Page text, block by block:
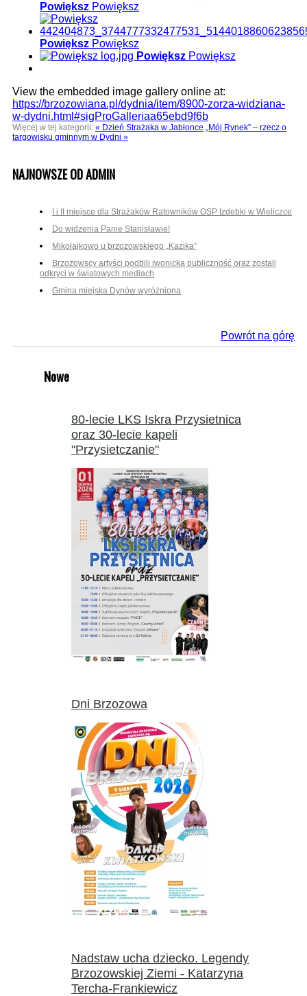
Powiększ Powiększ
Powiększ Powiększ
Powiększ Powiększ
View the embedded image gallery online at:
https://brzozowiana.pl/dydnia/item/8900-zorza-widziana-
w-dydni.html#sigProGalleriaa65ebd9f6b
Więcej w tej kategorii: « Dzień Strażaka w Jabłonce „Mój Rynek” – rzecz o
targowisku gminnym w Dydni »
NAJNOWSZE OD ADMIN
I i II miejsce dla Strażaków Ratowników OSP Izdebki w Wieliczce
Do widzenia Panie Stanisławie!
Mikołajkowo u brzozowskiego „Kazika”
Brzozowscy artyści podbili iwonicką publiczność oraz zostali
odkryci w światowych mediach
Gmina miejska Dynów wyróżniona
Powrót na górę
Nowe
80-lecie LKS Iskra Przysietnica
oraz 30-lecie kapeli
"Przysietczanie"
Dni Brzozowa
Nadstaw ucha dziecko. Legendy
Brzozowskiej Ziemi - Katarzyna
Tercha-Frankiewicz